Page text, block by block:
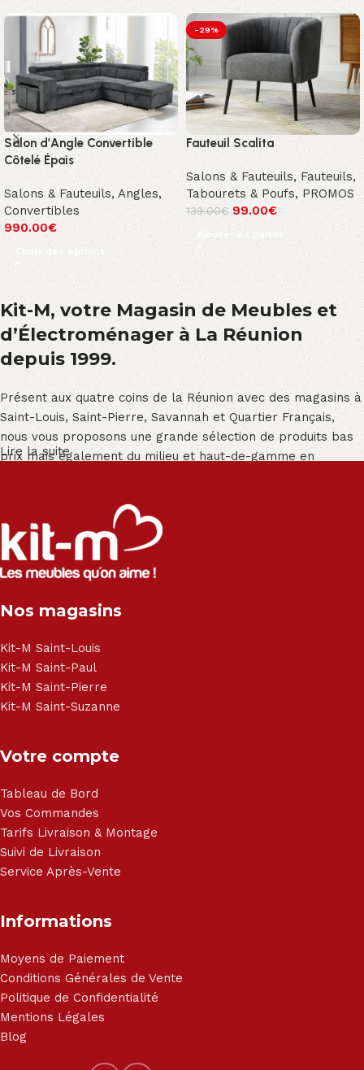
Salon d’Angle Convertible
Côtelé Épais
Salons & Fauteuils, Angles,
Convertibles
990.00€
Choix des options
-29%
Fauteuil Scalita
Salons & Fauteuils, Fauteuils,
Tabourets & Poufs, PROMOS
139.00€ 99.00€
Ajouter au panier
Kit-M, votre Magasin de Meubles et
d’Électroménager à La Réunion
depuis 1999.
Présent aux quatre coins de la Réunion avec des magasins à
Saint-Louis, Saint-Pierre, Savannah et Quartier Français,
nous vous proposons une grande sélection de produits bas
prix mais également du milieu et haut-de-gamme en
Salon angle - Salon convertible - Salon relax - Canapé -
Canapé lit - Cuisine sur-mesure - Fauteuil - Armoire - Table
et chaise - Meuble de salle de bain - Literie - Lit - Bureau -
Électroménager - Télévision led - Réfrigérateur -
- Matelas - Hifi Hitachi, LG, Sharp, Philips, Bosh, Moulinex,
Haier, Sony, Cecotec, Westpoint, Dyson.
Lire la suite
Nos magasins
Kit-M Saint-Louis
Kit-M Saint-Paul
Kit-M Saint-Pierre
Kit-M Saint-Suzanne
Votre compte
Tableau de Bord
Vos Commandes
Tarifs Livraison & Montage
Suivi de Livraison
Service Après-Vente
Informations
Moyens de Paiement
Conditions Générales de Vente
Politique de Confidentialité
Mentions Légales
Blog